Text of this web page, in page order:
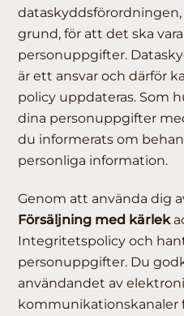
dataskyddsförordningen,
grund, för att det ska
personuppgifter.
är ett ansvar och därför
policy uppdateras. Som
dina personuppgifter
du informerats om
personliga information.
Genom att använda dig
Försäljning med kärlek
Integritetspolicy och
personuppgifter. Du
användandet av
kommunikationskanaler